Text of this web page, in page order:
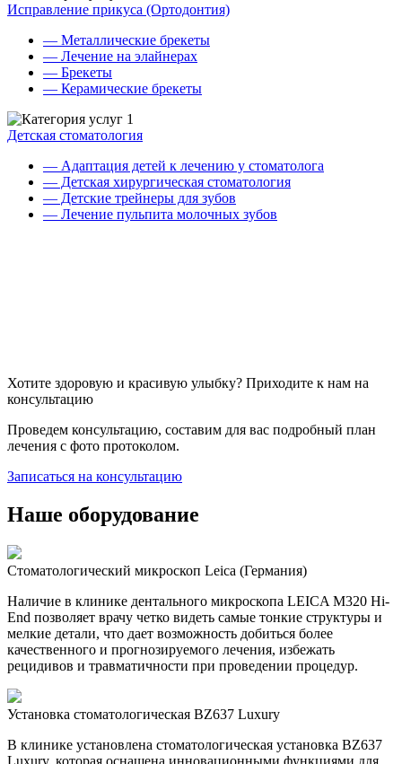
Исправление прикуса (Ортодонтия)
— Металлические брекеты
— Лечение на элайнерах
— Брекеты
— Керамические брекеты
Детская стоматология
— Адаптация детей к лечению у стоматолога
— Детская хирургическая стоматология
— Детские трейнеры для зубов
— Лечение пульпита молочных зубов
Хотите здоровую и красивую улыбку? Приходите к нам на
консультацию
Проведем консультацию, составим для вас подробный план
лечения с фото протоколом.
Записаться на консультацию
Наше оборудование
Стоматологический микроскоп Leica (Германия)
Наличие в клинике дентального микроскопа LEICA M320 Hi-
End позволяет врачу четко видеть самые тонкие структуры и
мелкие детали, что дает возможность добиться более
качественного и прогнозируемого лечения, избежать
рецидивов и травматичности при проведении процедур.
Установка стоматологическая BZ637 Luxury
В клинике установлена стоматологическая установка BZ637
Luxury, которая оснащена инновационными функциями для